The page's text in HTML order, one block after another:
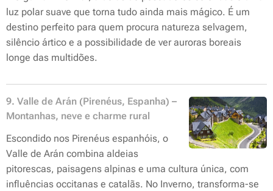
luz polar suave que torna tudo ainda mais mágico. É um
destino perfeito para quem procura natureza selvagem,
silêncio ártico e a possibilidade de ver auroras boreais
longe das multidões.
9. Valle de Arán (Pirenéus, Espanha) –
Montanhas, neve e charme rural
Escondido nos Pirenéus espanhóis, o
Valle de Arán combina aldeias
pitorescas, paisagens alpinas e uma cultura única, com
influências occitanas e catalãs. No Inverno, transforma-se